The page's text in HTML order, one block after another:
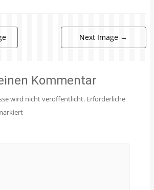
Next Image →
Kommentar
wird nicht veröffentlicht. Erforderliche